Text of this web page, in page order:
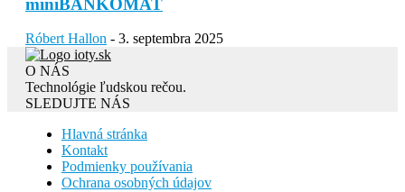
Róbert Hallon - 3. septembra 2025
O NÁS
Technológie ľudskou rečou.
SLEDUJTE NÁS
Hlavná stránka
Kontakt
Podmienky používania
Ochrana osobných údajov